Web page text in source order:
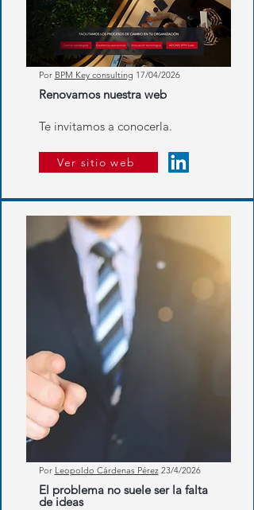
Por BPM Key consulting 17/04/2026
Renovamos nuestra web
Te invitamos a conocerla.
Ver sitio web
Por Leopoldo Cárdenas Pérez23/4/2026
El problema no suele ser la falta
de ideas